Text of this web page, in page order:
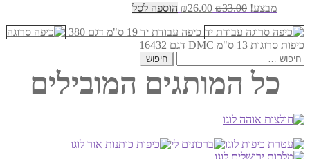
מבצע! ₪33.00
המחיר
היה:
₪33.00.
₪26.00
המחיר
הוא:
₪26.00.
הוספה לסל
כיפה עבודת יד 19 ס"מ דגם 380
כיפות סרוגות 13 ס"מ DMC דגם 16432
חיפוש:
כל המותגים המובילים